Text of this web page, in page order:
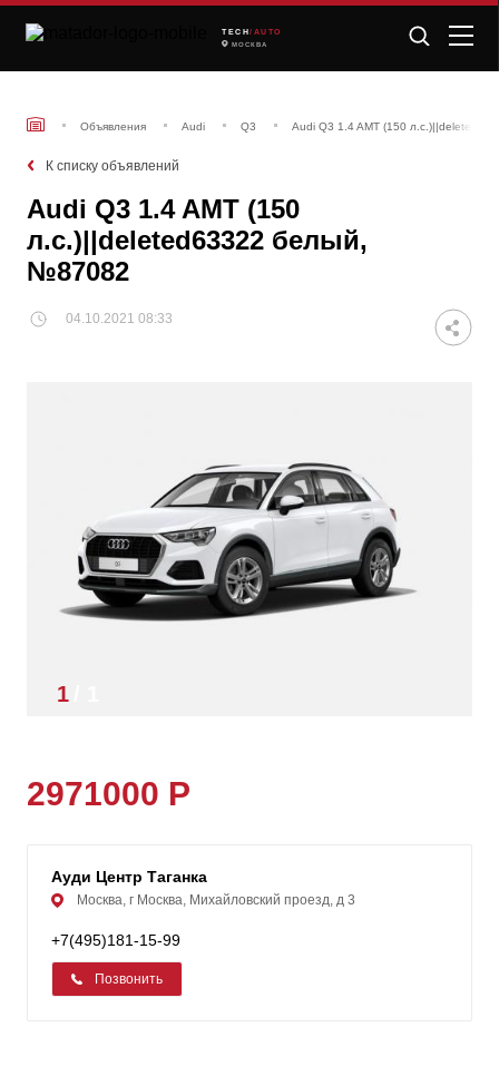
TECH /AUTO
МОСКВА
Объявления Audi Q3 Audi Q3 1.4 AMT (150
К списку объявлений
Audi Q3 1.4 AMT (150
л.с.)||deleted63322 белый,
№87082
04.10.2021 08:33
1
2971000 Р
Ауди Центр Таганка
Москва, г Москва, Михайловский проезд, д 3
+7(495)181-15-99
Позвонить